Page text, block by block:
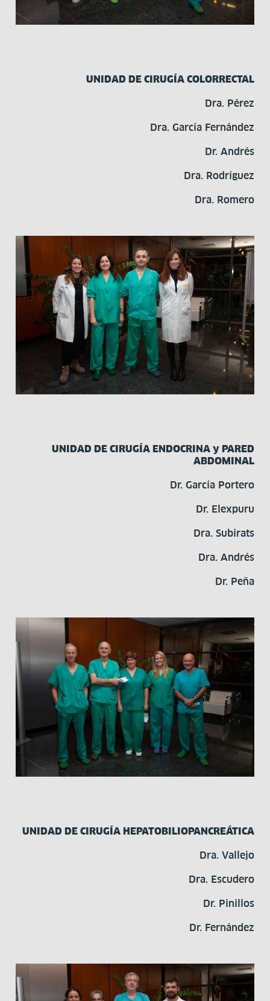
UNIDAD DE CIRUGÍA COLORRECTAL
Dra. Pérez
Dra. García Fernández
Dr. Andrés
Dra. Rodríguez
Dra. Romero
UNIDAD DE CIRUGÍA ENDOCRINA y PARED
ABDOMINAL
Dr. García Portero
Dr. Elexpuru
Dra. Subirats
Dra. Andrés
Dr. Peña
UNIDAD DE CIRUGÍA HEPATOBILIOPANCREÁTICA
Dra. Vallejo
Dra. Escudero
Dr. Pinillos
Dr. Fernández